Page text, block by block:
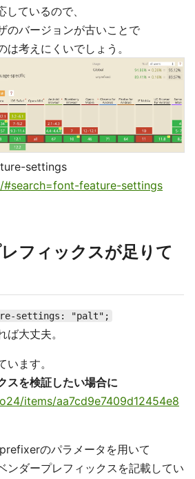
ているので、
のバージョンが古いことで
考えにくいでしょう。
settings
#search=font-feature-settings
フィックスが足りて
settings: "palt";
ば大丈夫。
ます。
スを検証したい場合に
items/aa7cd9e7409d12454e8
のパラメータを用いて
ンダープレフィックスを記載してい